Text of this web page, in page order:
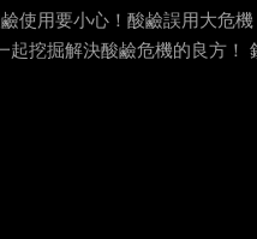
使用要小心！酸鹼誤用大危
挖掘解決酸鹼危機的良方！